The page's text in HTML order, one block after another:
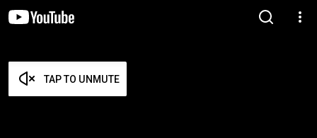
TAP TO UNMUTE